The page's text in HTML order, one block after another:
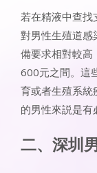
若在精液中查
對男性生殖道感
備要求相對較高
600元之間。這
育或者生殖系統
的男性來説是有
二、深圳